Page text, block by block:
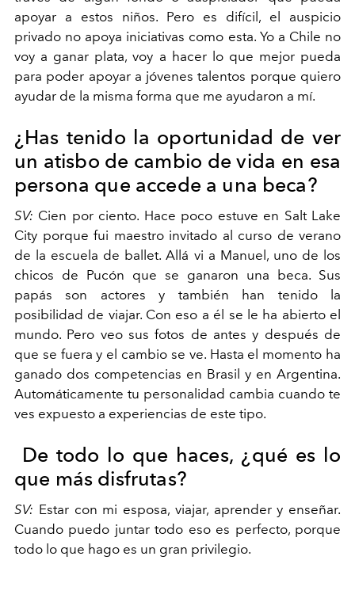
apoyar a estos niños. Pero es difícil, el auspicio
privado no apoya iniciativas como esta. Yo a Chile no
voy a ganar plata, voy a hacer lo que mejor pueda
para poder apoyar a jóvenes talentos porque quiero
ayudar de la misma forma que me ayudaron a mí.
¿Has tenido la oportunidad de ver
un atisbo de cambio de vida en esa
persona que accede a una beca?
SV: Cien por ciento. Hace poco estuve en Salt Lake
City porque fui maestro invitado al curso de verano
de la escuela de ballet. Allá vi a Manuel, uno de los
chicos de Pucón que se ganaron una beca. Sus
papás son actores y también han tenido la
posibilidad de viajar. Con eso a él se le ha abierto el
mundo. Pero veo sus fotos de antes y después de
que se fuera y el cambio se ve. Hasta el momento ha
ganado dos competencias en Brasil y en Argentina.
Automáticamente tu personalidad cambia cuando te
ves expuesto a experiencias de este tipo.
De todo lo que haces, ¿qué es lo
que más disfrutas?
SV: Estar con mi esposa, viajar, aprender y enseñar.
Cuando puedo juntar todo eso es perfecto, porque
todo lo que hago es un gran privilegio.